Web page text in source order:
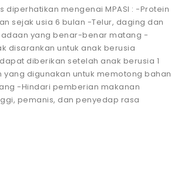
diperhatikan mengenai MPASI : -Protein
sejak usia 6 bulan -Telur, daging dan
yang benar-benar matang -
disarankan untuk anak berusia
diberikan setelah anak berusia 1
yang digunakan untuk memotong bahan
-Hindari pemberian makanan
pemanis, dan penyedap rasa